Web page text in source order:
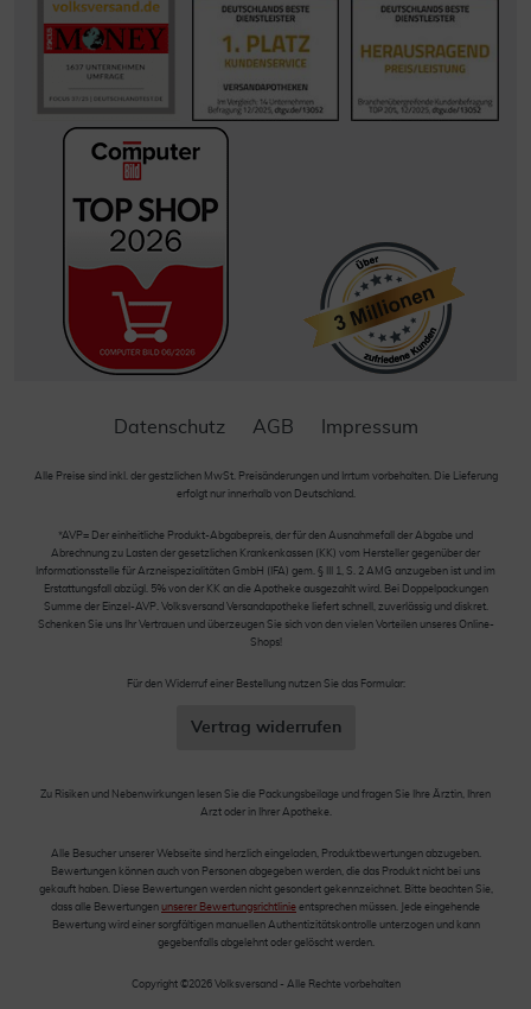
Datenschutz AGB Impressum
Alle Preise sind inkl. der gestzlichen MwSt. Preisänderungen und Irrtum vorbehalten. Die Lieferung
erfolgt nur innerhalb von Deutschland.
*AVP= Der einheitliche Produkt-Abgabepreis, der für den Ausnahmefall der Abgabe und
Abrechnung zu Lasten der gesetzlichen Krankenkassen (KK) vom Hersteller gegenüber der
Informationsstelle für Arzneispezialitäten GmbH (IFA) gem. § III 1, S. 2 AMG anzugeben ist und im
Erstattungsfall abzügl. 5% von der KK an die Apotheke ausgezahlt wird. Bei Doppelpackungen
Summe der Einzel-AVP. Volksversand Versandapotheke liefert schnell, zuverlässig und diskret.
Schenken Sie uns Ihr Vertrauen und überzeugen Sie sich von den vielen Vorteilen unseres Online-
Shops!
Für den Widerruf einer Bestellung nutzen Sie das Formular:
Vertrag widerrufen
Zu Risiken und Nebenwirkungen lesen Sie die Packungsbeilage und fragen Sie Ihre Ärztin, Ihren
Arzt oder in Ihrer Apotheke.
Alle Besucher unserer Webseite sind herzlich eingeladen, Produktbewertungen abzugeben.
Bewertungen können auch von Personen abgegeben werden, die das Produkt nicht bei uns
gekauft haben. Diese Bewertungen werden nicht gesondert gekennzeichnet. Bitte beachten Sie,
dass alle Bewertungen unserer Bewertungsrichtlinie entsprechen müssen. Jede eingehende
Bewertung wird einer sorgfältigen manuellen Authentizitätskontrolle unterzogen und kann
gegebenfalls abgelehnt oder gelöscht werden.
Copyright ©2026 Volksversand - Alle Rechte vorbehalten